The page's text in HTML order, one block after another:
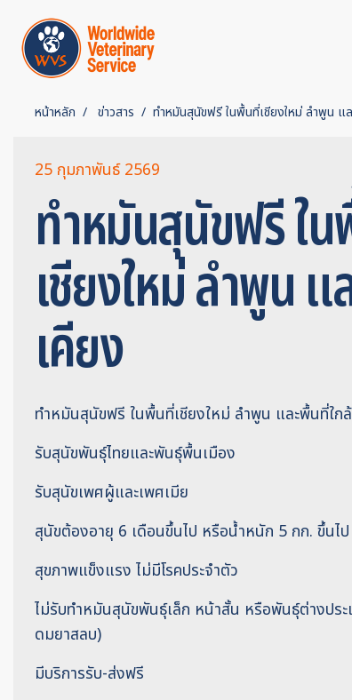
หน้าหลัก ข่าวสาร ทำหมันสุนัขฟรี ในพื้นที่เชียงใหม่ ลำพูน แ
25 กุมภาพันธ์ 2569
ทำหมันสุนัขฟรี ใ
เชียงใหม่ ลำพูน
เคียง
ทำหมันสุนัขฟรี ในพื้นที่เชียงใหม่ ลำพูน และพื้นที่ใก
รับสุนัขพันธุ์ไทยและพันธุ์พื้นเมือง
รับสุนัขเพศผู้และเพศเมีย
สุนัขต้องอายุ 6 เดือนขึ้นไป หรือน้ำหนัก 5 กก. ขึ้นไป
สุขภาพแข็งแรง ไม่มีโรคประจำตัว
ไม่รับทำหมันสุนัขพันธุ์เล็ก หน้าสั้น หรือพันธุ์ต่างประ
ดมยาสลบ)
มีบริการรับ-ส่งฟรี